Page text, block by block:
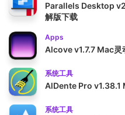
Parallels Desktop
解版下载
Apps
Alcove v1.7.7 Mac灵
系统工具
AlDente Pro v1.38.1
系统工具